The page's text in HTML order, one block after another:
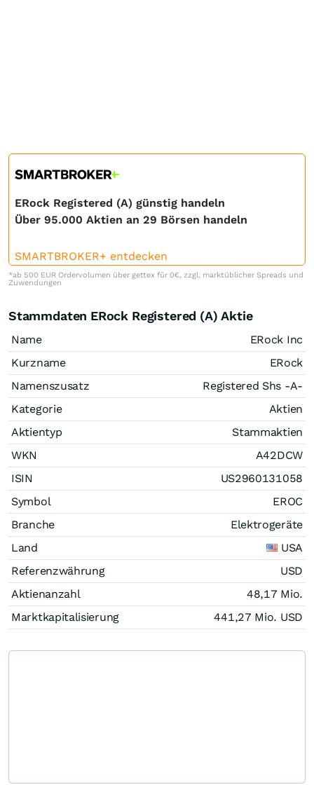
ERock Registered (A) günstig handeln
Über 95.000 Aktien an 29 Börsen handeln
SMARTBROKER+ entdecken
*ab 500 EUR Ordervolumen über gettex für 0€, zzgl. marktüblicher Spreads und
Zuwendungen
Stammdaten ERock Registered (A) Aktie
Name
ERock Inc
Kurzname
ERock
Namenszusatz
Registered Shs -A-
Kategorie
Aktien
Aktientyp
Stammaktien
WKN
A42DCW
ISIN
US2960131058
Symbol
EROC
Branche
Elektrogeräte
Land
USA
Referenzwährung
USD
Aktienanzahl
48,17 Mio.
Marktkapitalisierung
441,27 Mio. USD